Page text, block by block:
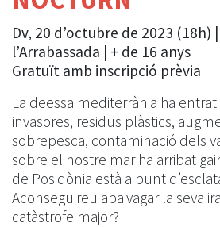
Dv, 20 d’octubre de 2023 (18h)
l’Arrabassada | + de 16 anys
Gratuït amb inscripció prèvia
La deessa mediterrània ha
invasores, residus plàstics,
sobrepesca, contaminació dels
sobre el nostre mar ha arribat
de Posidònia està a punt
Aconseguireu apaivagar la seva
catàstrofe major?